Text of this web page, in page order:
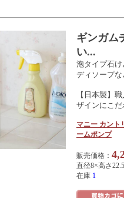
ギンガム
い...
泡タイプ石
ディソープな
【日本製】
ザインにこだ
マニー カント
ームポンプ
販売価格：
直径8×高さ
在庫 1